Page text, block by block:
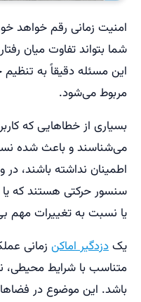
امنیت زمانی رقم خواهد
شما بتواند تفاوت میان
این مسئله دقیقاً به
مربوط می‌شود.
بسیاری از خطاهایی که
می‌شناسند و باعث شده
اطمینان نداشته باشند،
سنسور حرکتی هستند که
یا نسبت به تغییرات مهم
یکدزدگیر اماکن زمانی
متناسب با شرایط محیطی،
باشد. این موضوع در